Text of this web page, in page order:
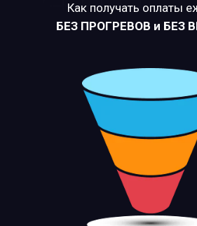
Как получать оплаты
БЕЗ ПРОГРЕВОВ и БЕЗ